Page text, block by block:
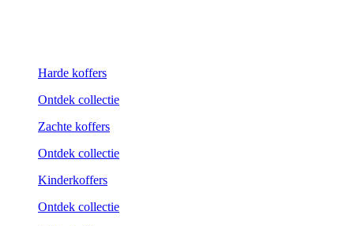
Harde koffers
Ontdek collectie
Zachte koffers
Ontdek collectie
Kinderkoffers
Ontdek collectie